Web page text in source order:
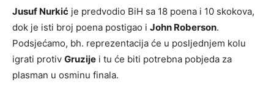
Jusuf Nurkić je predvodio BiH sa 18 poena i 10 skokova,
dok je isti broj poena postigao i John Roberson.
Podsjećamo, bh. reprezentacija će u posljednjem kolu
igrati protiv Gruzije i tu će biti potrebna pobjeda za
plasman u osminu finala.